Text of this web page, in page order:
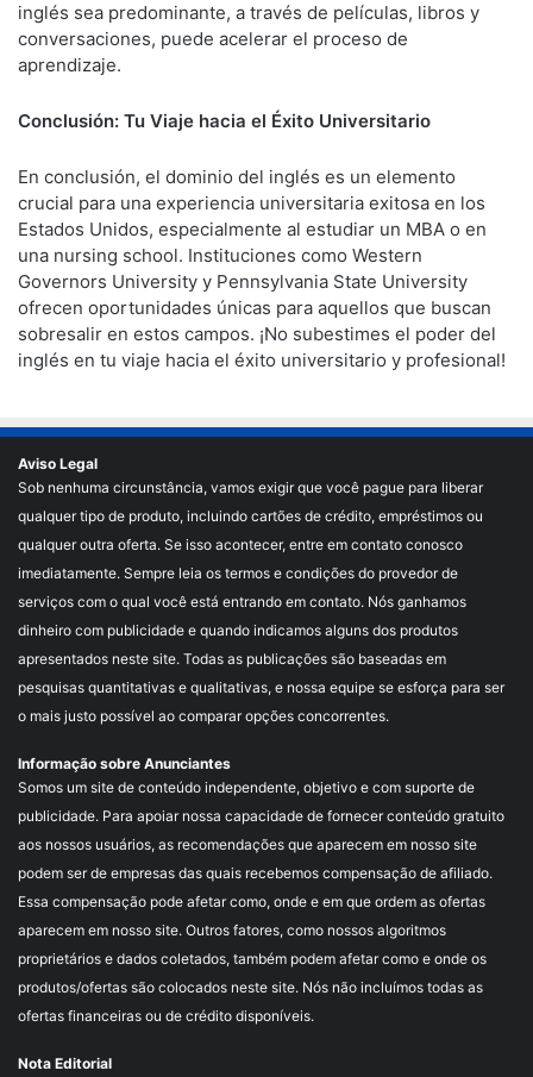
inglés sea predominante, a través de películas, libros y
conversaciones, puede acelerar el proceso de
aprendizaje.
Conclusión: Tu Viaje hacia el Éxito Universitario
En conclusión, el dominio del inglés es un elemento
crucial para una experiencia universitaria exitosa en los
Estados Unidos, especialmente al estudiar un MBA o en
una nursing school. Instituciones como Western
Governors University y Pennsylvania State University
ofrecen oportunidades únicas para aquellos que buscan
sobresalir en estos campos. ¡No subestimes el poder del
inglés en tu viaje hacia el éxito universitario y profesional!
Aviso Legal
Sob nenhuma circunstância, vamos exigir que você pague para liberar
qualquer tipo de produto, incluindo cartões de crédito, empréstimos ou
qualquer outra oferta. Se isso acontecer, entre em contato conosco
imediatamente. Sempre leia os termos e condições do provedor de
serviços com o qual você está entrando em contato. Nós ganhamos
dinheiro com publicidade e quando indicamos alguns dos produtos
apresentados neste site. Todas as publicações são baseadas em
pesquisas quantitativas e qualitativas, e nossa equipe se esforça para ser
o mais justo possível ao comparar opções concorrentes.
Informação sobre Anunciantes
Somos um site de conteúdo independente, objetivo e com suporte de
publicidade. Para apoiar nossa capacidade de fornecer conteúdo gratuito
aos nossos usuários, as recomendações que aparecem em nosso site
podem ser de empresas das quais recebemos compensação de afiliado.
Essa compensação pode afetar como, onde e em que ordem as ofertas
aparecem em nosso site. Outros fatores, como nossos algoritmos
proprietários e dados coletados, também podem afetar como e onde os
produtos/ofertas são colocados neste site. Nós não incluímos todas as
ofertas financeiras ou de crédito disponíveis.
Nota Editorial